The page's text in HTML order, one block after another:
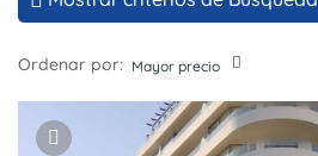
Ordenar por: Mayor precio